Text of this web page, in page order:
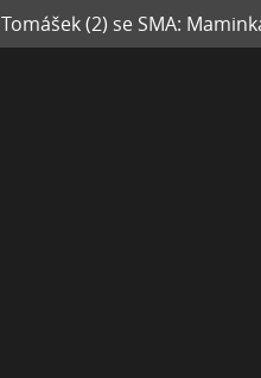
Tomášek (2) se SMA: